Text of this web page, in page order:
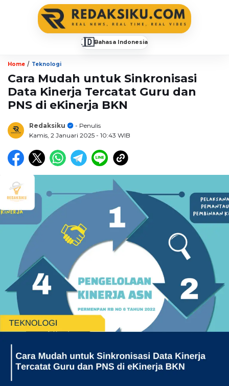
🇮🇩Bahasa Indonesia
Home / Teknologi
Cara Mudah untuk Sinkronisasi
Data Kinerja Tercatat Guru dan
PNS di eKinerja BKN
Redaksiku
- Penulis
Kamis, 2 Januari 2025 - 10:43 WIB